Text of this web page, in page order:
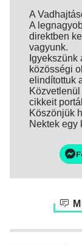
A
A
direktben
vagyunk.
Igyekszünk
közösségi
elindítottuk
cikkeit
Köszönjük
Nektek egy